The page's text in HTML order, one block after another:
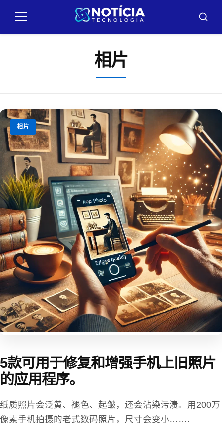
para菜
布
相片
相片
5款可用于修复和增强手机上旧照片
的应用程序。
纸质照片会泛黄、褪色、起皱，还会沾染污渍。用200万
像素手机拍摄的老式数码照片，尺寸会变小…….